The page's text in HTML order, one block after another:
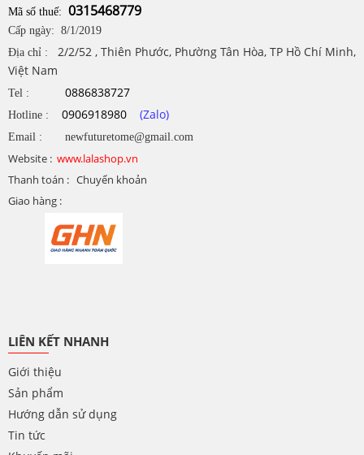
Mã số thuế: 0315468779
Cấp ngày: 8/1/2019
Địa chỉ : 2/2/52 , Thiên Phước, Phường Tân Hòa, TP Hồ Chí Minh,
Việt Nam
Tel : 0886838727
Hotline : 0906918980 (Zalo)
Email : newfuturetome@gmail.com
Website : www.lalashop.vn
Thanh toán : Chuyển khoản
Giao hàng :
LIÊN KẾT NHANH
Giới thiệu
Sản phẩm
Hướng dẫn sử dụng
Tin tức